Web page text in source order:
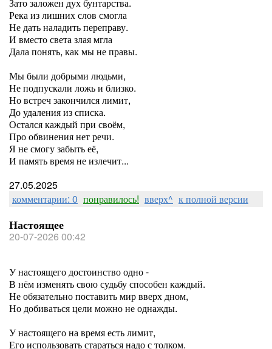
Река из лишних слов смогла
Не дать наладить переправу.
И вместо света злая мгла
Дала понять, как мы не правы.
Мы были добрыми людьми,
Не подпускали ложь и близко.
Но встреч закончился лимит,
До удаления из списка.
Остался каждый при своём,
Про обвинения нет речи.
Я не смогу забыть её,
И память время не излечит...
27.05.2025
комментарии: 0 понравилось! вверх^ к полной версии
Настоящее
20-07-2026 00:42
У настоящего достоинство одно -
В нём изменять свою судьбу способен каждый.
Не обязательно поставить мир вверх дном,
Но добиваться цели можно не однажды.
У настоящего на время есть лимит,
Его использовать стараться надо с толком.